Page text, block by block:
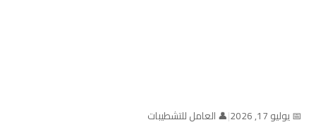
📅 يوليو 17, 2026 |👤 العامل للتشطيبات